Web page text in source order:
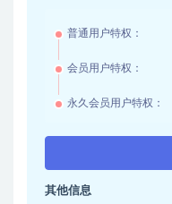
普通用户特权：
会员用户特权：
永久会员用户特权：
其他信息